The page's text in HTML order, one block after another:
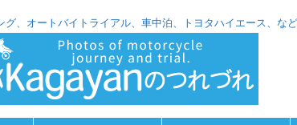
、オートバイトライアル、車中泊、トヨタハイエース、な